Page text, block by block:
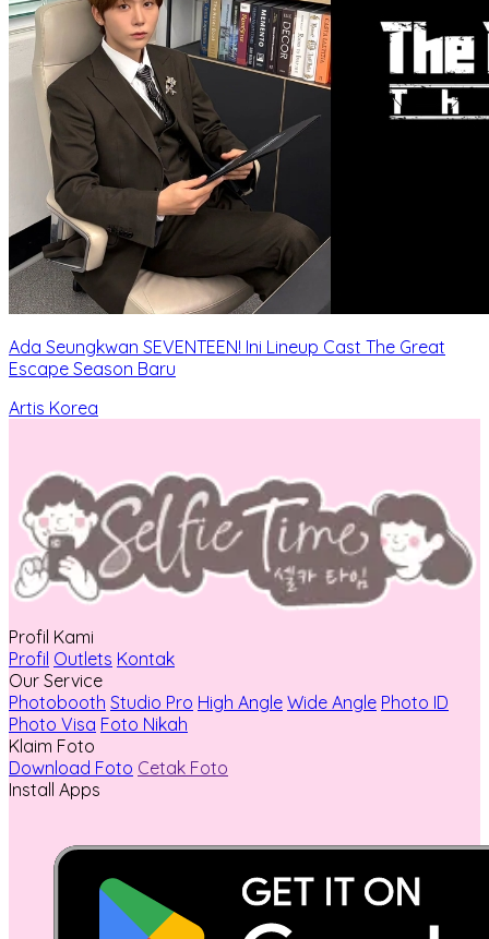
Ada Seungkwan SEVENTEEN! Ini Lineup Cast The Great
Escape Season Baru
Artis Korea
Profil Kami
Profil Outlets Kontak
Our Service
Photobooth Studio Pro High Angle Wide Angle Photo ID
Photo Visa Foto Nikah
Klaim Foto
Download Foto Cetak Foto
Install Apps